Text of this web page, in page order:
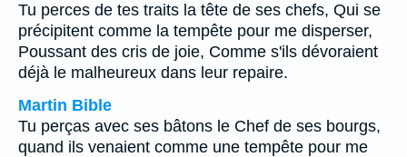
Tu perces de tes traits la tête de ses chefs, Qui se
précipitent comme la tempête pour me disperser,
Poussant des cris de joie, Comme s'ils dévoraient
déjà le malheureux dans leur repaire.
Martin Bible
Tu perças avec ses bâtons le Chef de ses bourgs,
quand ils venaient comme une tempête pour me